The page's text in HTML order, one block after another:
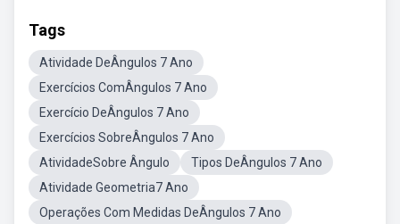
Tags
Atividade DeÂngulos 7 Ano
Exercícios ComÂngulos 7 Ano
Exercício DeÂngulos 7 Ano
Exercícios SobreÂngulos 7 Ano
AtividadeSobre Ângulo
Tipos DeÂngulos 7 Ano
Atividade Geometria7 Ano
Operações Com Medidas DeÂngulos 7 Ano